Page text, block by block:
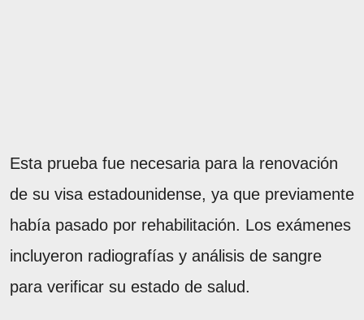
Esta prueba fue necesaria para la renovación
de su visa estadounidense, ya que previamente
había pasado por rehabilitación. Los exámenes
incluyeron radiografías y análisis de sangre
para verificar su estado de salud.